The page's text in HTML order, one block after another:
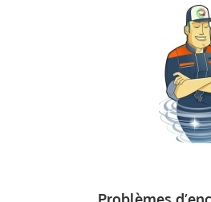
Problèmes